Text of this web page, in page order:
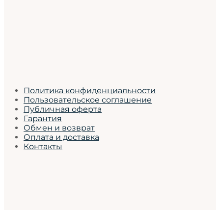
Политика конфиденциальности
Пользовательское соглашение
Публичная оферта
Гарантия
Обмен и возврат
Оплата и доставка
Контакты